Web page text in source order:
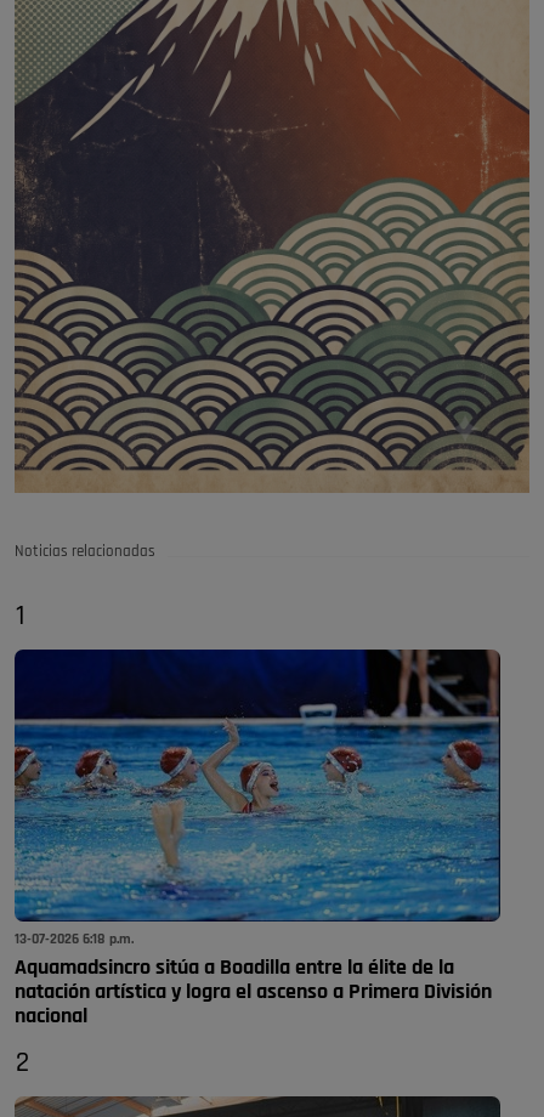
Noticias relacionadas
1
13-07-2026 6:18 p.m.
Aquamadsincro sitúa a Boadilla entre la élite de la
natación artística y logra el ascenso a Primera División
nacional
2